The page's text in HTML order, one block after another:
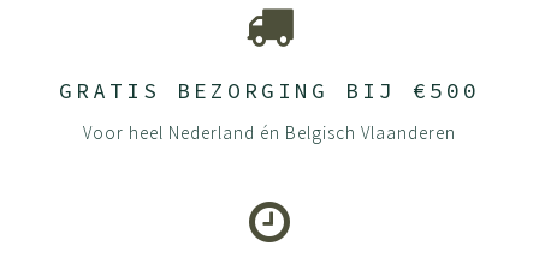
GRATIS BEZORGING BIJ €500
Voor heel Nederland én Belgisch Vlaanderen